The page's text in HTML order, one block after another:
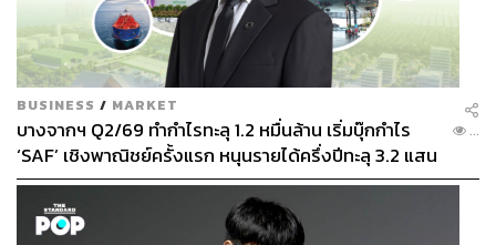
BUSINESS / MARKET
บางจากฯ Q2/69 ทำกำไรทะลุ 1.2 หมื่นล้าน เริ่มบุ๊กกำไร
‘SAF’ เชิงพาณิชย์ครั้งแรก หนุนรายได้ครึ่งปีทะลุ 3.2 แสน
ล้าน
...